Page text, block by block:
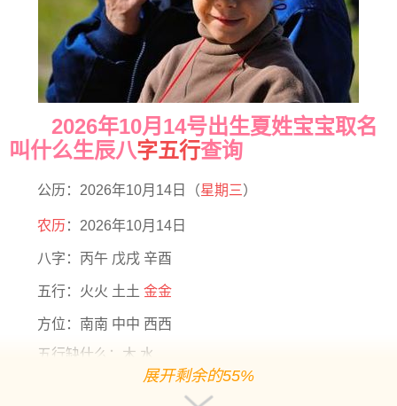
2026年10月14号出生夏姓宝宝取名
叫什么生辰八字五行查询
公历：2026年10月14日（星期三）
农历 ：2026年10月14日
八字：丙午 戊戌 辛酉
五行：火火 土土 金金
方位：南南 中中 西西
五行缺什么：木 水
展开剩余的55%